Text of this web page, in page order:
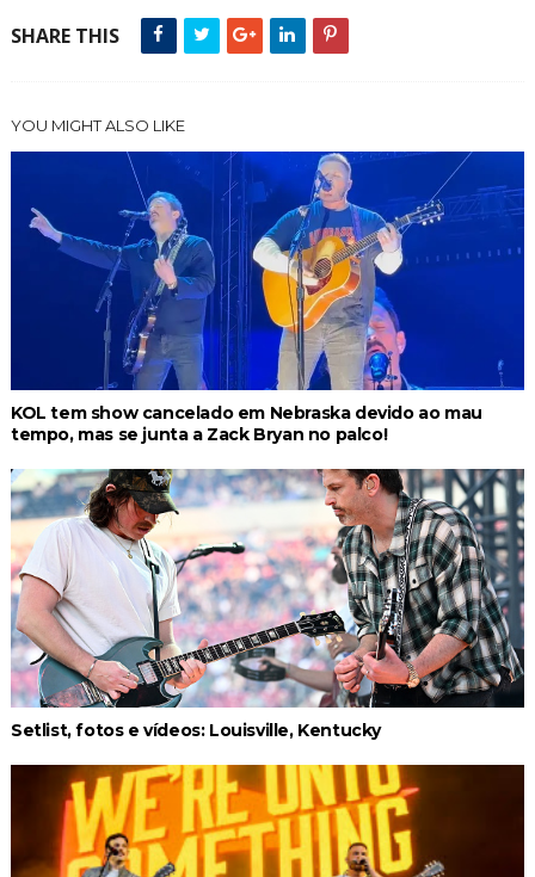
SHARE THIS
YOU MIGHT ALSO LIKE
KOL tem show cancelado em Nebraska devido ao mau
tempo, mas se junta a Zack Bryan no palco!
Setlist, fotos e vídeos: Louisville, Kentucky